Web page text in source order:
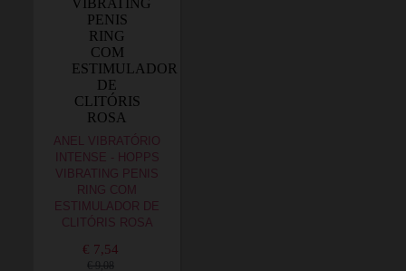
ANEL VIBRATÓRIO
INTENSE - HOPPS
VIBRATING PENIS
RING COM
ESTIMULADOR DE
CLITÓRIS ROSA
€ 7,54
€ 9,08